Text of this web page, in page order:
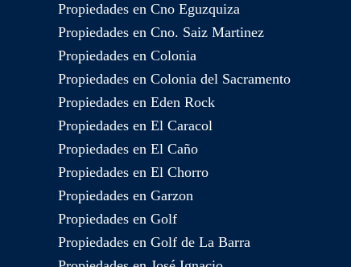
Propiedades en Cno Eguzquiza
Propiedades en Cno. Saiz Martinez
Propiedades en Colonia
Propiedades en Colonia del Sacramento
Propiedades en Eden Rock
Propiedades en El Caracol
Propiedades en El Caño
Propiedades en El Chorro
Propiedades en Garzon
Propiedades en Golf
Propiedades en Golf de La Barra